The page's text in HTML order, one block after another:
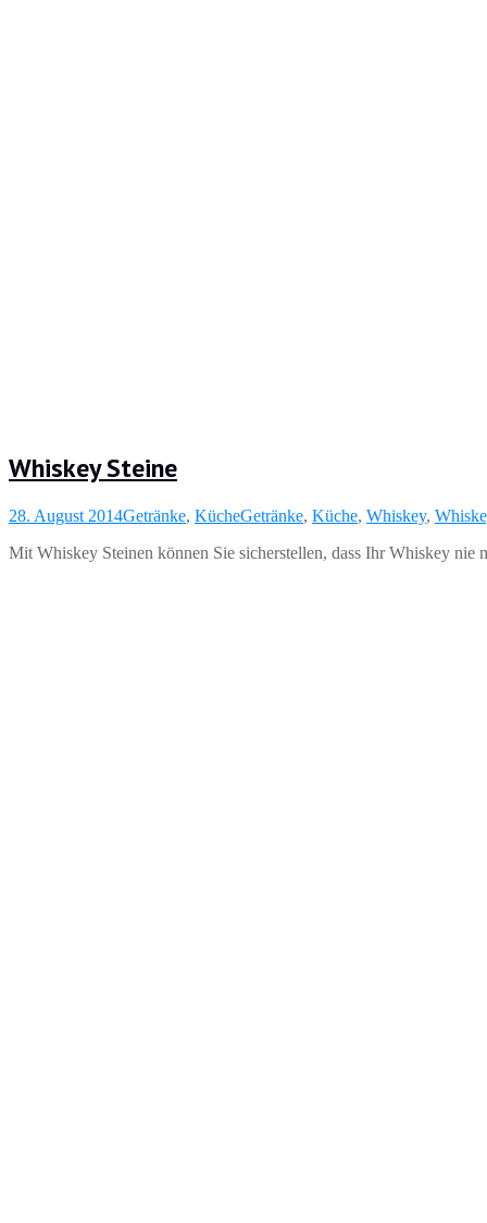
Whiskey Steine
28. August 2014Getränke, KücheGetränke, Küche, Whiskey,
Mit Whiskey Steinen können Sie sicherstellen, dass Ihr Whiskey